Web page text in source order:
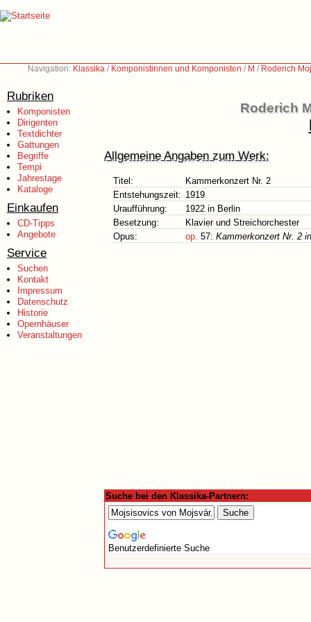
Navigation: Klassika / Komponistinnen und Komponisten / M / Roderich
Rubriken
Komponisten
Dirigenten
Textdichter
Gattungen
Begriffe
Tempi
Jahrestage
Kataloge
Einkaufen
CD-Tipps
Angebote
Service
Suchen
Kontakt
Impressum
Datenschutz
Historie
Opernhäuser
Veranstaltungen
Roderich
Allgemeine Angaben zum Werk:
Titel:
Kammerkonzert Nr. 2
Entstehungszeit: 1919
Uraufführung:
1922 in Berlin
Besetzung:
Klavier und Streichorchester
Opus:
op. 57: Kammerkonzert Nr. 2
Suche bei den Klassika-Partnern:
Benutzerdefinierte Suche